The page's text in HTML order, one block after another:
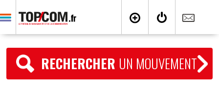
RECHERCHER UN MOUVEMENT